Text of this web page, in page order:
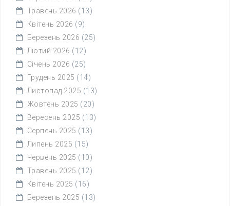
Травень 2026 (13)
Квітень 2026 (9)
Березень 2026 (25)
Лютий 2026 (12)
Січень 2026 (25)
Грудень 2025 (14)
Листопад 2025 (13)
Жовтень 2025 (20)
Вересень 2025 (13)
Серпень 2025 (13)
Липень 2025 (15)
Червень 2025 (10)
Травень 2025 (12)
Квітень 2025 (16)
Березень 2025 (13)